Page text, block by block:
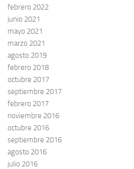
febrero 2022
junio 2021
mayo 2021
marzo 2021
agosto 2019
febrero 2018
octubre 2017
septiembre 2017
febrero 2017
noviembre 2016
octubre 2016
septiembre 2016
agosto 2016
julio 2016